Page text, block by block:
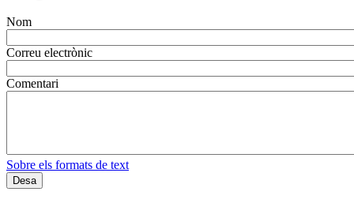
Nom
Correu electrònic
Comentari
Sobre els formats de text